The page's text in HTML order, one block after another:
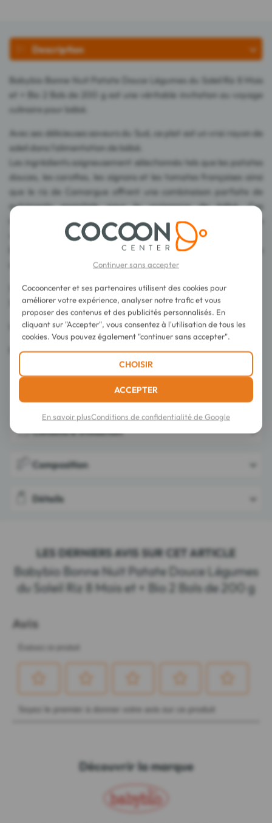
Description
Babybio Bonne Nuit Patate Douce Légumes du Soleil Riz 8 Mois
et + Bio 2 Bols de 200 g est une véritable invitation au voyage
culinaire pour bébé.
Avec ses délicieuses saveurs du Sud, ce plat est un vrai rayon de
soleil dans l'alimentation de bébé.
Les ingrédients soigneusement sélectionnés tels que les patates
douces, les carottes, les oignons et les tomates françaises ainsi
que le riz de Camargue offrent une combinaison parfaite de
nutriments essentiels pour la croissance de bébé. Ces
ingrédients de qualité apportent à bébé une diversité de
vitamines et de minéraux essentiels à son développement.
En plus de ravir ses papilles, ce repas est une véritable source
de bienfaits pour sa santé.
Sans sel ni sucre ajoutés.
Sans gluten.
Certifié Agriculture Biologique. Contrôle FR-BIO-01.
Fabriqué en France.
Conseils d'utilisation
Composition
Détails
LES DERNIERS AVIS SUR CET ARTICLE
Babybio Bonne Nuit Patate Douce Légumes
du Soleil Riz 8 Mois et + Bio 2 Bols de 200 g
Découvrir la marque
Continuer sans accepter
Cocooncenter et ses partenaires utilisent des cookies pour
améliorer votre expérience, analyser notre trafic et vous
proposer des contenus et des publicités personnalisés. En
cliquant sur "Accepter", vous consentez à l'utilisation de tous les
cookies. Vous pouvez également "continuer sans accepter".
CHOISIR
ACCEPTER
En savoir plusConditions de confidentialité de Google